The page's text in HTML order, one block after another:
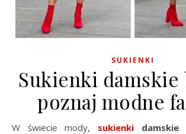
SUKIENKI
Sukienki damskie
poznaj modne
W świecie mody, sukienki damskie